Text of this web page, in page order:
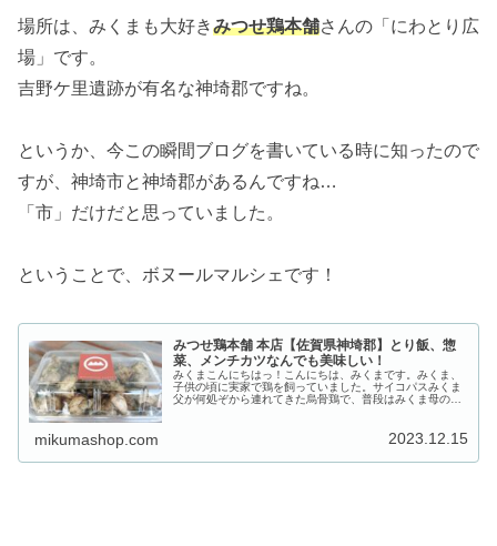
場所は、みくまも大好きみつせ鶏本舗さんの「にわとり広
場」です。
吉野ケ里遺跡が有名な神埼郡ですね。
というか、今この瞬間ブログを書いている時に知ったので
すが、神埼市と神埼郡があるんですね…
「市」だけだと思っていました。
ということで、ボヌールマルシェです！
みつせ鶏本舗 本店【佐賀県神埼郡】とり飯、惣
菜、メンチカツなんでも美味しい！
みくまこんにちはっ！こんにちは、みくまです。みくま、
子供の頃に実家で鶏を飼っていました。サイコパスみくま
父が何処ぞから連れてきた烏骨鶏で、普段はみくま母の後
mikumashop.com 2023.12.15